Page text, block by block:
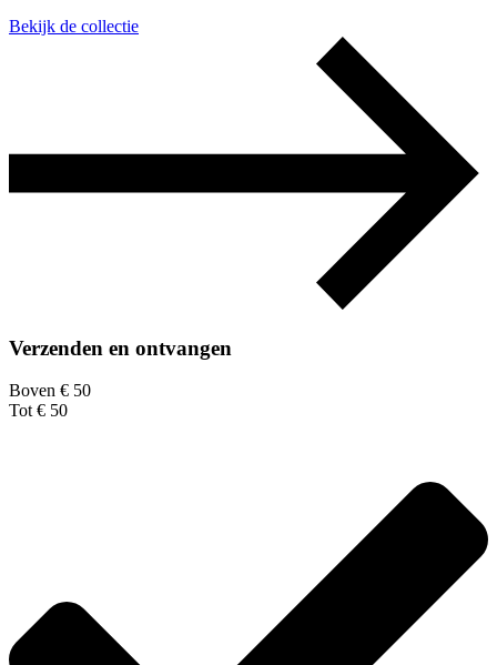
Bekijk de collectie
Verzenden en ontvangen
Boven € 50
Tot € 50